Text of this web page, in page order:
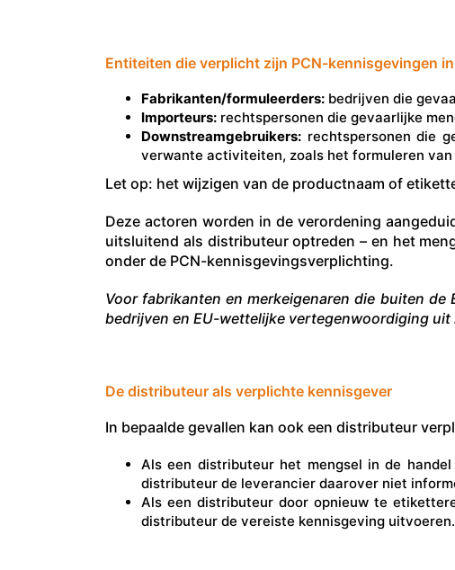
Entiteiten die verplicht zijn PCN-kennisgevingen
Fabrikanten/formuleerders: bedrijven die
Importeurs: rechtspersonen die gevaarlijke
Downstreamgebruikers: rechtspersonen die
verwante activiteiten, zoals het formuleren
Let op: het wijzigen van de productnaam of
Deze actoren worden in de verordening
uitsluitend als distributeur optreden – en het
onder de PCN-kennisgevingsverplichting.
Voor fabrikanten en merkeigenaren die buiten
bedrijven en EU-wettelijke vertegenwoordiging
De distributeur als verplichte kennisgever
In bepaalde gevallen kan ook een distributeur
Als een distributeur het mengsel in de
distributeur de leverancier daarover niet
Als een distributeur door opnieuw te
distributeur de vereiste kennisgeving uitvoeren.